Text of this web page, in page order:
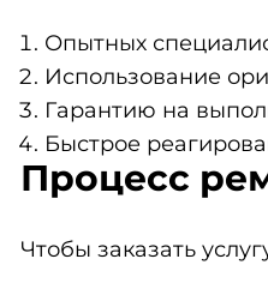
Опытных
Использование
Гарантию на
Быстрое
Процесс
Чтобы заказать